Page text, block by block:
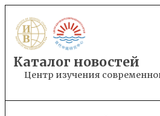
to
content
Каталог новостей
Центр изучения